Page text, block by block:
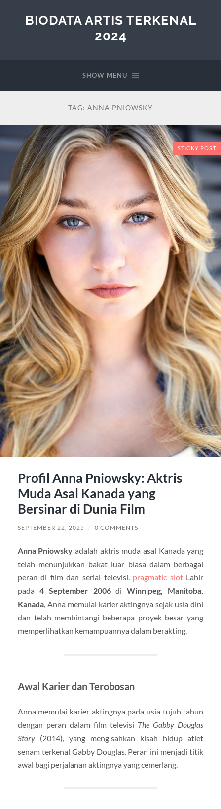
BIODATA ARTIS TERKENAL
2024
SHOW MENU
TAG: ANNA PNIOWSKY
STICKY POST
Profil Anna Pniowsky: Aktris
Muda Asal Kanada yang
Bersinar di Dunia Film
SEPTEMBER 22, 2025 / 0 COMMENTS
Anna Pniowsky adalah aktris muda asal Kanada yang
telah menunjukkan bakat luar biasa dalam berbagai
peran di film dan serial televisi. pragmatic slotLahir
pada 4 September 2006diWinnipeg, Manitoba,
Kanada, Anna memulai karier aktingnya sejak usia dini
dan telah membintangi beberapa proyek besar yang
memperlihatkan kemampuannya dalam berakting.
Awal Karier dan Terobosan
Anna memulai karier aktingnya pada usia tujuh tahun
dengan peran dalam film televisi The Gabby Douglas
Story(2014), yang mengisahkan kisah hidup atlet
senam terkenal Gabby Douglas. Peran ini menjadi titik
awal bagi perjalanan aktingnya yang cemerlang.